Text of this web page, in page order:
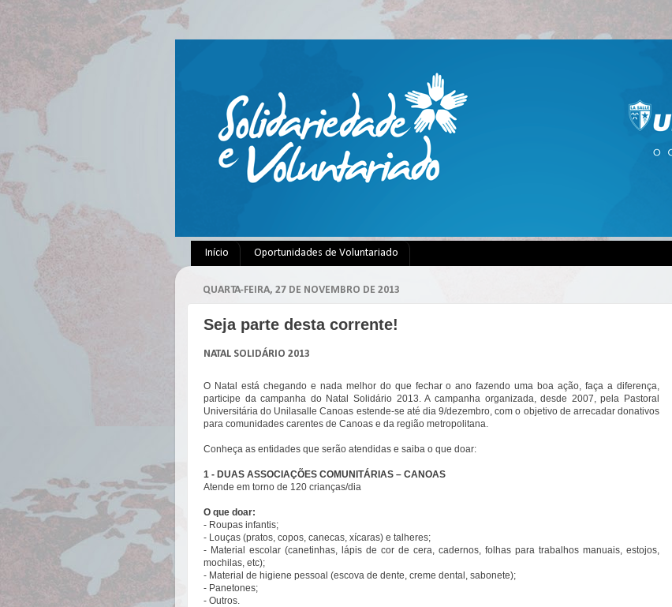
Início Oportunidades de Voluntariado
QUARTA-FEIRA, 27 DE NOVEMBRO DE 2013
Seja parte desta corrente!
NATAL SOLIDÁRIO 2013
O Natal está chegando e nada melhor do que fechar o ano fazendo uma boa ação, faça a diferença,
participe da campanha do Natal Solidário 2013. A campanha organizada, desde 2007, pela Pastoral
Universitária do Unilasalle Canoas estende-se até dia 9/dezembro, com o objetivo de arrecadar donativos
para comunidades carentes de Canoas e da região metropolitana.
Conheça as entidades que serão atendidas e saiba o que doar:
1 - DUAS ASSOCIAÇÕES COMUNITÁRIAS – CANOAS
Atende em torno de 120 crianças/dia
O que doar:
- Roupas infantis;
- Louças (pratos, copos, canecas, xícaras) e talheres;
- Material escolar (canetinhas, lápis de cor de cera, cadernos, folhas para trabalhos manuais, estojos,
mochilas, etc);
- Material de higiene pessoal (escova de dente, creme dental, sabonete);
- Panetones;
- Outros.